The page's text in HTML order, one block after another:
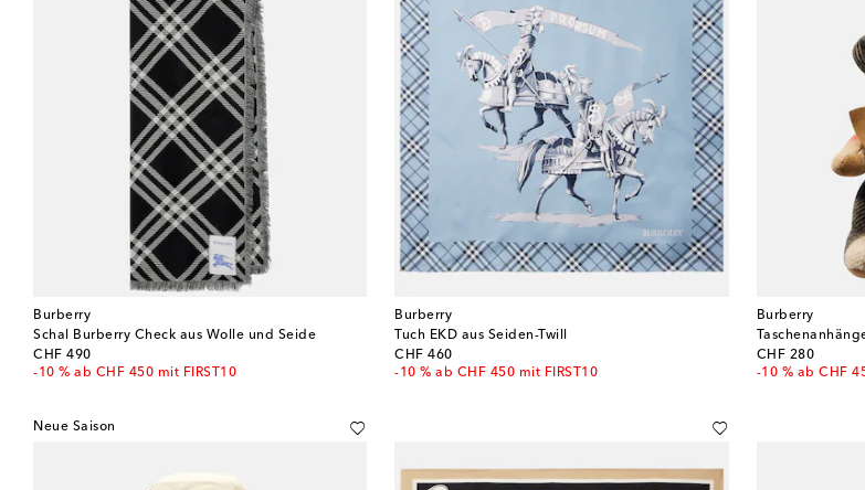
Burberry
Schal Burberry Check aus Wolle und Seide
CHF 490
original price
-10 % ab CHF 450 mit FIRST10
Burberry
Tuch EKD aus Seiden-Twill
CHF 460
original price
-10 % ab CHF 450 mit FIRST10
Burberry
CHF 280
original price
-10 % ab CHF
Neue Saison